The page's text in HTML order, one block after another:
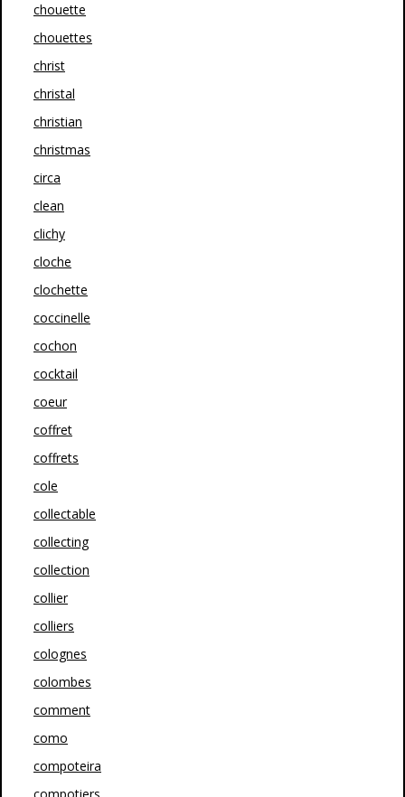
chouette
chouettes
christ
christal
christian
christmas
circa
clean
clichy
cloche
clochette
coccinelle
cochon
cocktail
coeur
coffret
coffrets
cole
collectable
collecting
collection
collier
colliers
colognes
colombes
comment
como
compoteira